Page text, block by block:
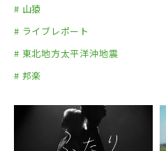
# 山猿
# ライブレポート
# 東北地方太平洋沖地震
# 邦楽